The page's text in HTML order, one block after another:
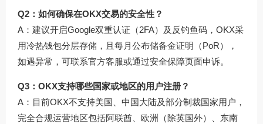
Q2：如何确保在OKX交易的安全性？
A：建议开启Google双重认证（2FA）及反钓鱼码，OKX采
用冷热钱包分层存储，且每月公布储备金证明（PoR），
如遇异常，可联系官方客服或通过安全保障页面申诉。
Q3：OKX支持哪些国家或地区的用户注册？
A：目前OKX不支持美国、中国大陆及部分制裁国家用户，
完全合规运营地区包括阿联酋、欧洲（除英国外）、东南